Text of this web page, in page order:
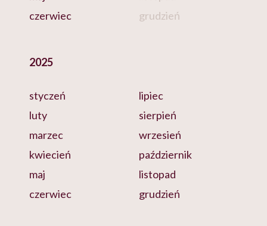
czerwiec
grudzień
2025
styczeń
luty
marzec
kwiecień
maj
czerwiec
lipiec
sierpień
wrzesień
październik
listopad
grudzień